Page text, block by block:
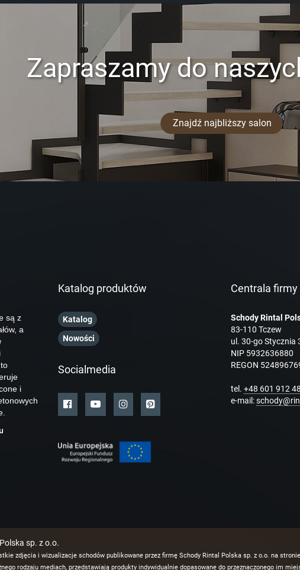
Zapraszamy do
Znajdź najbliższy salon
są z
a
i
Katalog produktów
Katalog
Nowości
Socialmedia
Centrala firmy
Schody Rintal
83-110 Tczew
ul. 30-go Stycznia
NIP 5932636880
REGON
tel. +48 601 912
e-mail:
sp. z o.o.
zdjęcia i wizualizacje schodów publikowane przez firmę Schody Rintal Polska sp. z o.o. na stronie
rodzaju mediach, przedstawiają produkty indywidualnie dopasowane do przeznaczonego im